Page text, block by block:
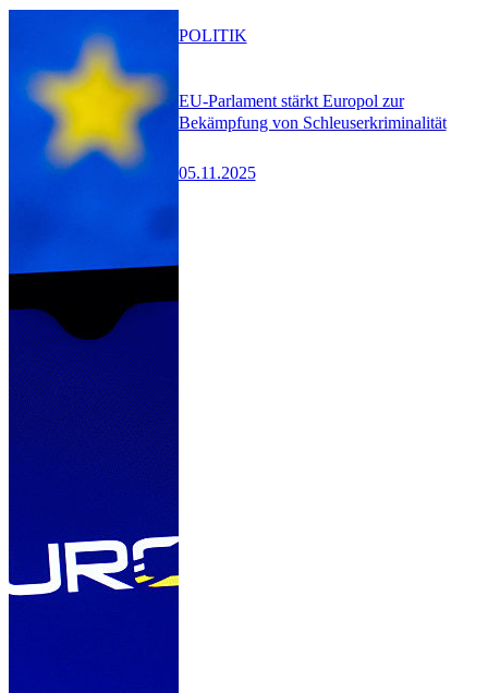
EU-Parlament stärkt Europol zur
Bekämpfung von Schleuserkriminalität
05.11.2025
POLITIK